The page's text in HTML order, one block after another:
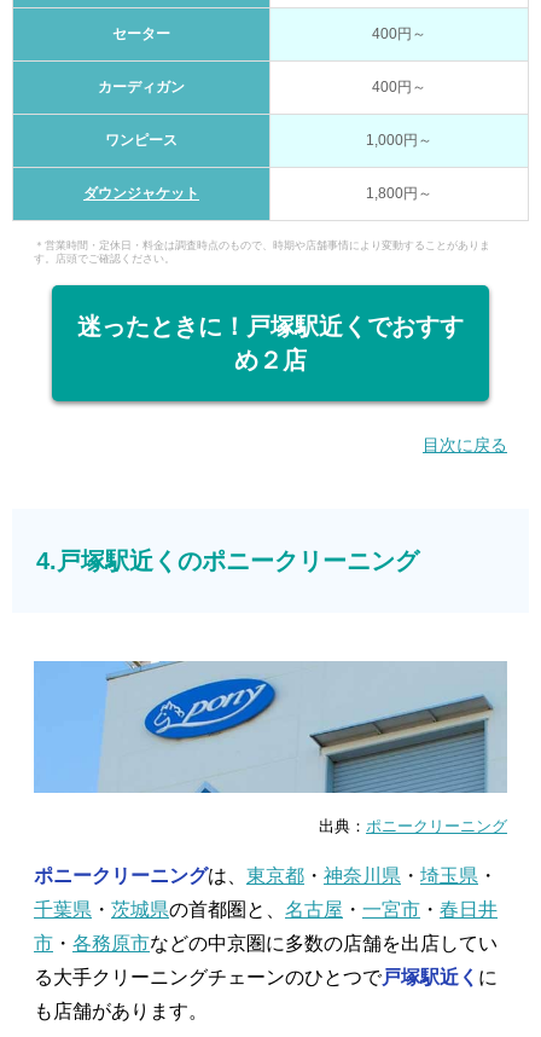
セーター 400円～
カーディガン 400円～
ワンピース 1,000円～
ダウンジャケット 1,800円～
＊営業時間・定休日・料金は調査時点のもので、時期や店舗事情により変動することがありま
す。店頭でご確認ください。
迷ったときに！戸塚駅近くでおすす
め２店
目次に戻る
4.戸塚駅近くのポニークリーニング
出典： ポニークリーニング
ポニークリーニングは、 東京都 ・ 神奈川県 ・ 埼玉県 ・
千葉県 ・ 茨城県の首都圏と、 名古屋 ・ 一宮市 ・ 春日井
市 ・ 各務原市などの中京圏に多数の店舗を出店してい
る大手クリーニングチェーンのひとつで戸塚駅近く に
も店舗があります。